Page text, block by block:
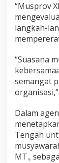
“Musprov
langkah-
“Suasana
semangat
Dalam
Tengah
MT.,